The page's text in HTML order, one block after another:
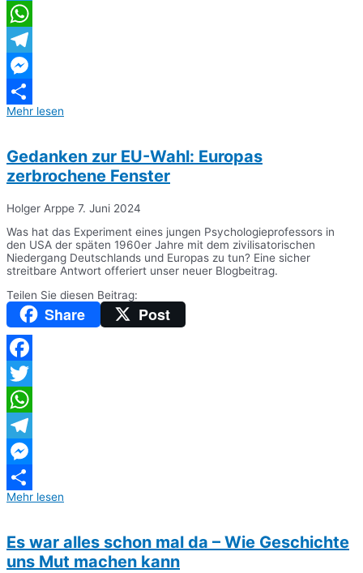
Twitter
WhatsApp
Telegram
Messenger
Teilen
Mehr lesen
Gedanken zur EU-Wahl: Europas
zerbrochene Fenster
Holger Arppe 7. Juni 2024
Was hat das Experiment eines jungen Psychologieprofessors in
den USA der späten 1960er Jahre mit dem zivilisatorischen
Niedergang Deutschlands und Europas zu tun? Eine sicher
streitbare Antwort offeriert unser neuer Blogbeitrag.
Teilen Sie diesen Beitrag:
Share Post
Facebook
Twitter
WhatsApp
Telegram
Messenger
Teilen
Mehr lesen
Es war alles schon mal da – Wie Geschichte
uns Mut machen kann